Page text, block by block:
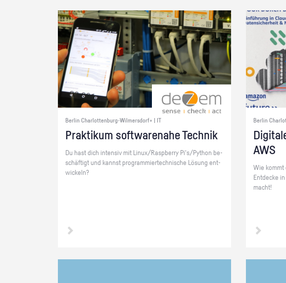
Berlin Charlottenburg-Wilmersdorf+ | IT
Prak­ti­kum soft­ware­na­he Tech­nik
Du hast dich in­ten­siv mit Linux/Raspber­ry Pi's/Py­thon be­
schäf­tigt und kannst pro­gram­mier­tech­ni­sche Lö­sung ent­
wi­ckeln?
Berlin
AWS
Wie kommt
Ent­de­cke
macht!